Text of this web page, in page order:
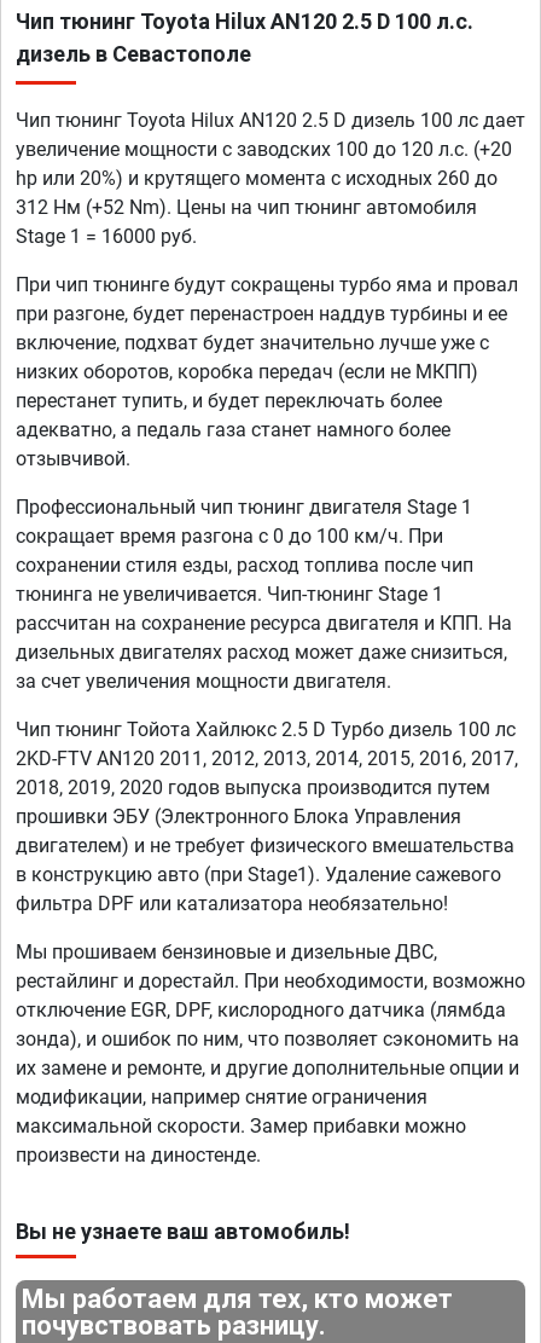
Чип тюнинг Toyota Hilux AN120 2.5 D 100 л.с.
дизель в Севастополе
Чип тюнинг Toyota Hilux AN120 2.5 D дизель 100 лс дает
увеличение мощности с заводских 100 до 120 л.с. (+20
hp или 20%) и крутящего момента с исходных 260 до
312 Нм (+52 Nm). Цены на чип тюнинг автомобиля
Stage 1 = 16000 руб.
При чип тюнинге будут сокращены турбо яма и провал
при разгоне, будет перенастроен наддув турбины и ее
включение, подхват будет значительно лучше уже с
низких оборотов, коробка передач (если не МКПП)
перестанет тупить, и будет переключать более
адекватно, а педаль газа станет намного более
отзывчивой.
Профессиональный чип тюнинг двигателя Stage 1
сокращает время разгона с 0 до 100 км/ч. При
сохранении стиля езды, расход топлива после чип
тюнинга не увеличивается. Чип-тюнинг Stage 1
рассчитан на сохранение ресурса двигателя и КПП. На
дизельных двигателях расход может даже снизиться,
за счет увеличения мощности двигателя.
Чип тюнинг Тойота Хайлюкс 2.5 D Турбо дизель 100 лс
2KD-FTV AN120 2011, 2012, 2013, 2014, 2015, 2016, 2017,
2018, 2019, 2020 годов выпуска производится путем
прошивки ЭБУ (Электронного Блока Управления
двигателем) и не требует физического вмешательства
в конструкцию авто (при Stage1). Удаление сажевого
фильтра DPF или катализатора необязательно!
Мы прошиваем бензиновые и дизельные ДВС,
рестайлинг и дорестайл. При необходимости, возможно
отключение EGR, DPF, кислородного датчика (лямбда
зонда), и ошибок по ним, что позволяет сэкономить на
их замене и ремонте, и другие дополнительные опции и
модификации, например снятие ограничения
максимальной скорости. Замер прибавки можно
произвести на диностенде.
Вы не узнаете ваш автомобиль!
Мы работаем для тех, кто может
почувствовать разницу.